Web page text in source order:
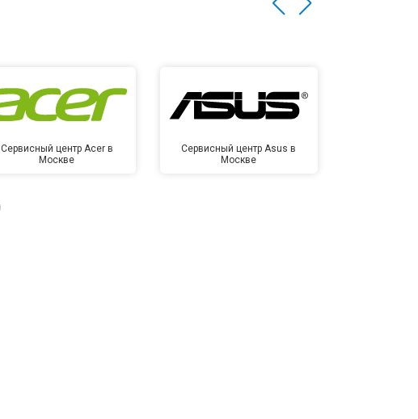
Сервисный центр Acer в
Москве
Сервисный центр Asus в
Москве